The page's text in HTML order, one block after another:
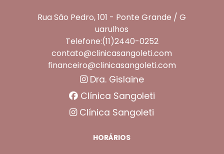
Rua São Pedro, 101 - Ponte Grande / G
uarulhos
Telefone:(11)2440-0252
contato@clinicasangoleti.com
financeiro@clinicasangoleti.com
Dra. Gislaine
Clínica Sangoleti
Clínica Sangoleti
HORÁRIOS